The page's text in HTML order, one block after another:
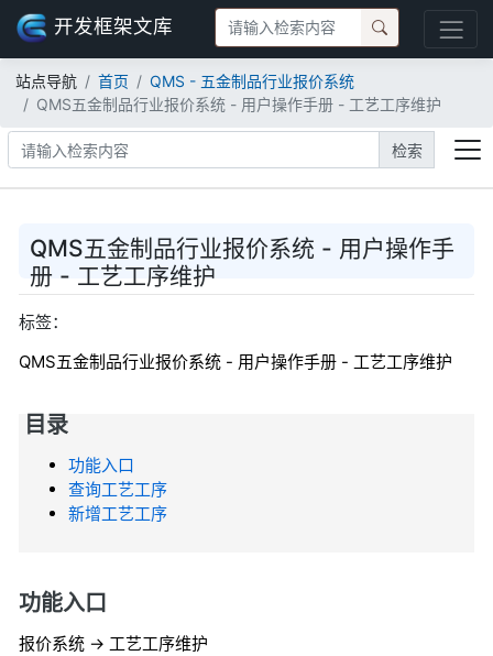
开发框架文库
站点导航 首页
QMS - 五金制品行业报价系统
QMS五金制品行业报价系统 - 用户操作手册 - 工艺工序维护
检索
QMS五金制品行业报价系统 - 用户操作手
册 - 工艺工序维护
标签：
QMS五金制品行业报价系统 - 用户操作手册 - 工艺工序维护
目录
功能入口
查询工艺工序
新增工艺工序
功能入口
报价系统 -> 工艺工序维护